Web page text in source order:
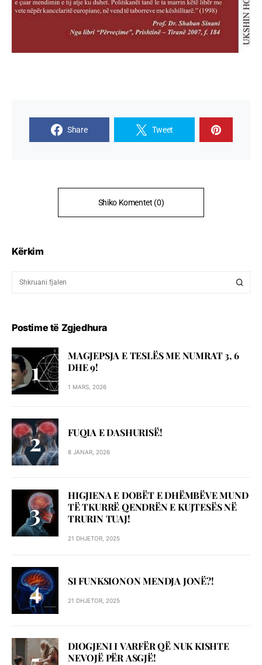
Share Tweet
Shiko Komentet (0)
Kërkim
Postime të Zgjedhura
MAGJEPSJA E TESLËS ME NUMRAT 3, 6
DHE 9!
1 MARS, 2026
FUQIA E DASHURISË!
8 JANAR, 2026
HIGJIENA E DOBËT E DHËMBËVE MUND
TË TKURRË QENDRËN E KUJTESËS NË
TRURIN TUAJ!
21 DHJETOR, 2025
SI FUNKSIONON MENDJA JONË?!
21 DHJETOR, 2025
DIOGJENI I VARFËR QË NUK KISHTE
NEVOJË PËR ASGJË!